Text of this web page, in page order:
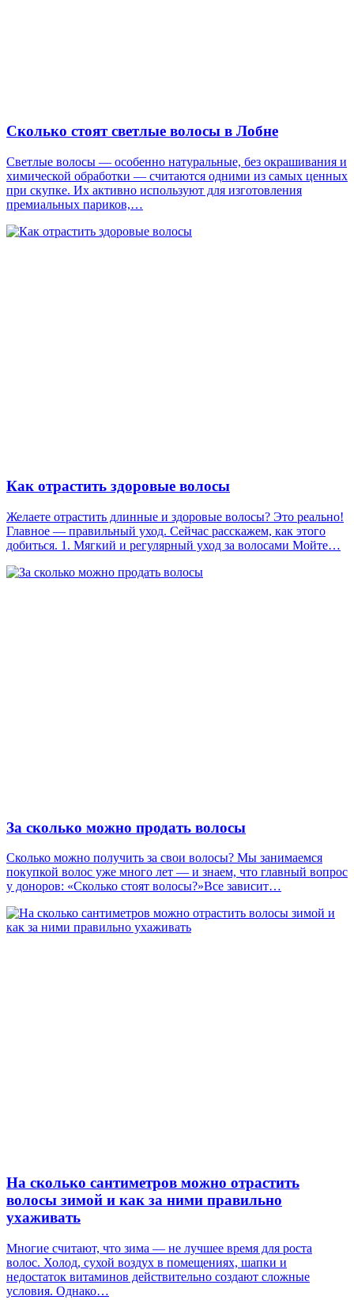
Сколько стоят светлые волосы в Лобне
Светлые волосы — особенно натуральные, без окрашивания и
химической обработки — считаются одними из самых ценных
при скупке. Их активно используют для изготовления
премиальных париков,…
Как отрастить здоровые волосы
Желаете отрастить длинные и здоровые волосы? Это реально!
Главное — правильный уход. Сейчас расскажем, как этого
добиться. 1. Мягкий и регулярный уход за волосами Мойте…
За сколько можно продать волосы
Сколько можно получить за свои волосы? Мы занимаемся
покупкой волос уже много лет — и знаем, что главный вопрос
у доноров: «Сколько стоят волосы?»Все зависит…
На сколько сантиметров можно отрастить
волосы зимой и как за ними правильно
ухаживать
Многие считают, что зима — не лучшее время для роста
волос. Холод, сухой воздух в помещениях, шапки и
недостаток витаминов действительно создают сложные
условия. Однако…